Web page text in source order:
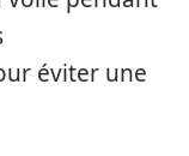
éviter une